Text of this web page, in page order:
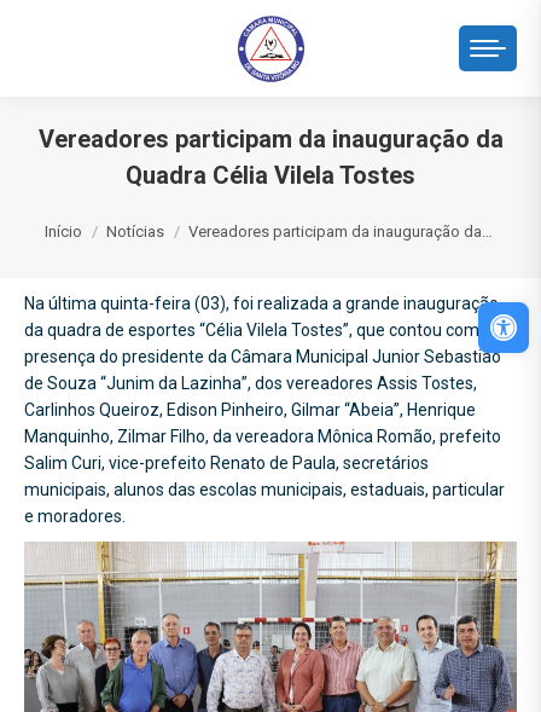
Vereadores participam da inauguração da
Quadra Célia Vilela Tostes
Início Notícias Vereadores participam da inauguração da…
Na última quinta-feira (03), foi realizada a grande inauguração
da quadra de esportes “Célia Vilela Tostes”, que contou com a
presença do presidente da Câmara Municipal Junior Sebastião
de Souza “Junim da Lazinha”, dos vereadores Assis Tostes,
Carlinhos Queiroz, Edison Pinheiro, Gilmar “Abeia”, Henrique
Manquinho, Zilmar Filho, da vereadora Mônica Romão, prefeito
Salim Curi, vice-prefeito Renato de Paula, secretários
municipais, alunos das escolas municipais, estaduais, particular
e moradores.